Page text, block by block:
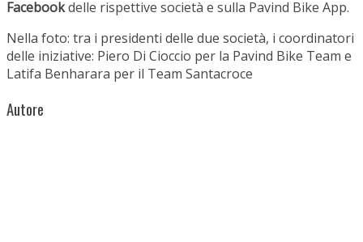
Facebookdelle rispettive società e sulla Pavind Bike App.
Nella foto: tra i presidenti delle due società, i coordinatori
delle iniziative: Piero Di Cioccio per la Pavind Bike Team e
Latifa Benharara per il Team Santacroce
Autore